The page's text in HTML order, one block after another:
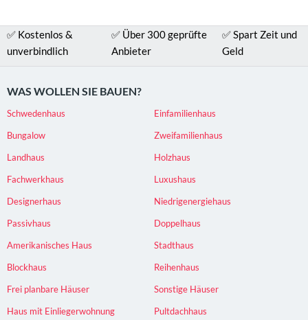
✅ Kostenlos &
unverbindlich
✅ Über 300 geprüfte
Anbieter
✅ Spart Zeit und
Geld
WAS WOLLEN SIE BAUEN?
Schwedenhaus
Einfamilienhaus
Bungalow
Zweifamilienhaus
Landhaus
Holzhaus
Fachwerkhaus
Luxushaus
Designerhaus
Niedrigenergiehaus
Passivhaus
Doppelhaus
Amerikanisches Haus
Stadthaus
Blockhaus
Reihenhaus
Frei planbare Häuser
Sonstige Häuser
Haus mit Einliegerwohnung
Pultdachhaus